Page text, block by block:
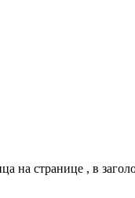
на странице , в